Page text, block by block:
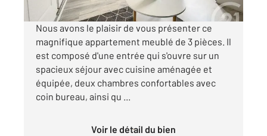
Nous avons le plaisir de vous présenter ce
magnifique appartement meublé de 3 pièces. Il
est composé d'une entrée qui s'ouvre sur un
spacieux séjour avec cuisine aménagée et
équipée, deux chambres confortables avec
coin bureau, ainsi qu ...
Voir le détail du bien